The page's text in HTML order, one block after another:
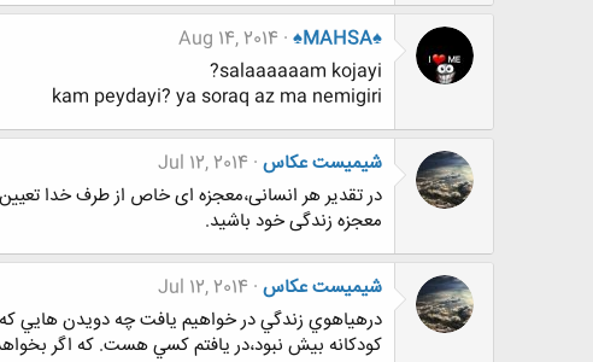
♠MAHSA♠
Aug 14, 2014
salaaaaaam kojayi?
kam peydayi? ya soraq az ma nemigiri
شیمیست عکاس Jul 12, 2014
در تقدیر هر انسانی،معجزه ای خاص از طرف خدا
معجزه زندگی خود باشید.
شیمیست عکاس Jul 12, 2014
درهياهوي زندگي در خواهيم يافت چه دويدن هايي
کودکانه بيش نبود،در يافتم کسي هست. که اگر